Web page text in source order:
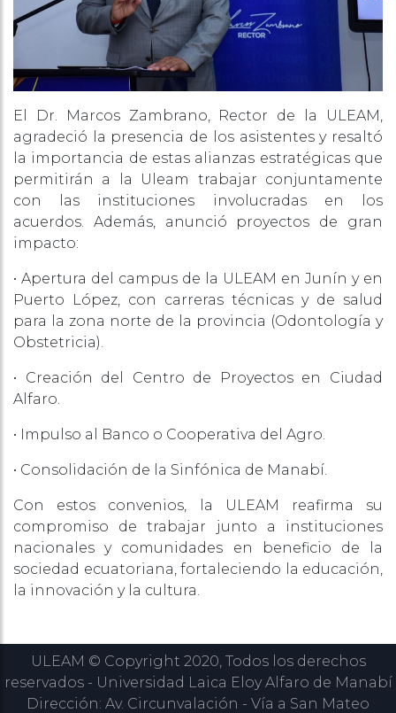
El Dr. Marcos Zambrano, Rector de la ULEAM,
agradeció la presencia de los asistentes y resaltó
la importancia de estas alianzas estratégicas que
permitirán a la Uleam trabajar conjuntamente
con las instituciones involucradas en los
acuerdos. Además, anunció proyectos de gran
impacto:
• Apertura del campus de la ULEAM en Junín y en
Puerto López, con carreras técnicas y de salud
para la zona norte de la provincia (Odontología y
Obstetricia).
• Creación del Centro de Proyectos en Ciudad
Alfaro.
• Impulso al Banco o Cooperativa del Agro.
• Consolidación de la Sinfónica de Manabí.
Con estos convenios, la ULEAM reafirma su
compromiso de trabajar junto a instituciones
nacionales y comunidades en beneficio de la
sociedad ecuatoriana, fortaleciendo la educación,
la innovación y la cultura.
ULEAM © Copyright 2020, Todos los derechos
reservados - Universidad Laica Eloy Alfaro de Manabí
Dirección: Av. Circunvalación - Vía a San Mateo